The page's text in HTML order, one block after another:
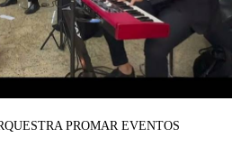
PROMAR EVENTOS